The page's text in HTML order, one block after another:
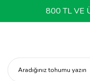
800 TL VE
Aradığınız tohumu yazın